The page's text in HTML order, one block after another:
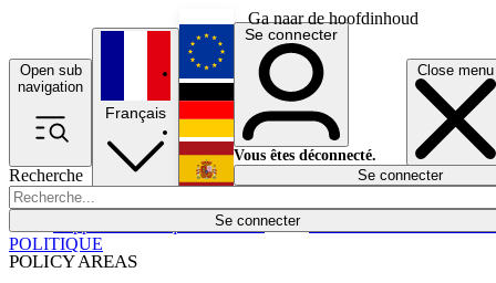
Ga naar de hoofdinhoud
Open sub
navigation
Close menu
Recherche
Se connecter
POLICY AREAS
Économie
Français
English
Deutsch
Español
Se connecter
Vous êtes déconnecté.
Se connecter
POLITIQUE